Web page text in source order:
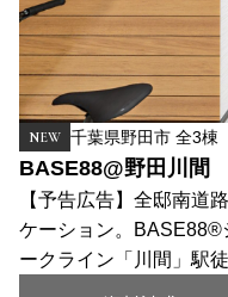
NEW 千葉県野田市 全3棟
BASE88@野田川間
【予告広告】全邸南道
ケーション。BASE88®
ークライン「川間」駅